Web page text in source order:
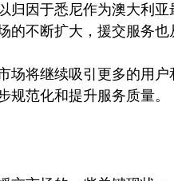
归因于悉尼作为澳大利
的不断扩大，援交服务
场将继续吸引更多的用